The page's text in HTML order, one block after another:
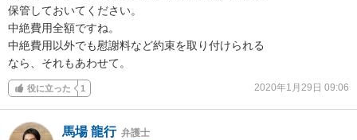
保管しておいてください。
中絶費用全額ですね。
中絶費用以外でも慰謝料など約束を取り付けられる
なら、それもあわせて。
役に立った 1 2020年1月29日 09:06
馬場 龍行 弁護士